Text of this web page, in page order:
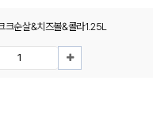
크순살&치즈볼&콜라1.25L